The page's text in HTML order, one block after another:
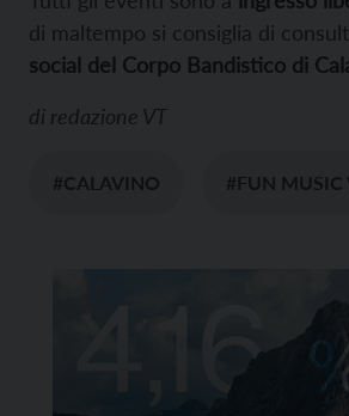
di maltempo si consiglia di
social del Corpo Bandistico di
di redazione VT
#CALAVINO #FUN MUSIC